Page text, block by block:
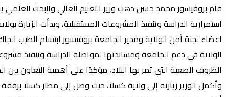
قام بروفيسور محمد حسن دهب وزير التعليم العالي والبحث العلمي
استمرارية الدراسة وتنفيذ المشروعات المستقبلية، وبدأت
اعضاء لجنة أمن الولاية ومدير الجامعة بروفيسور ابتسام الطيب
الولاية في دعم الجامعة ومساندتها لمواصلة الدراسة وتنفيذ
الظروف الصعبة التي تمر بها البلاد، مؤكدًا على أهمية التعاون
وأكمل الوزير زيارته إلى ولاية كسلا، حيث وصل إلى مطار كسلا